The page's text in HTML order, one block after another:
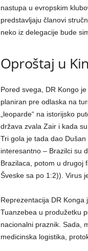
nastupa u evropskim
predstavljaju članovi
neko iz delegacije bude
Oproštaj u
Pored svega, DR Kongo
planiran pre odlaska na
„leoparde“ na istorijsko
država zvala Zair i kada
Tri gola je tada dao
interesantno – Brazilci su
Brazilaca, potom u drugoj
Šveske sa po 1:2)). Virus
Reprezentacija DR
Tuanzebea u produžetku
nacionalni praznik. Sada,
medicinska logistika,